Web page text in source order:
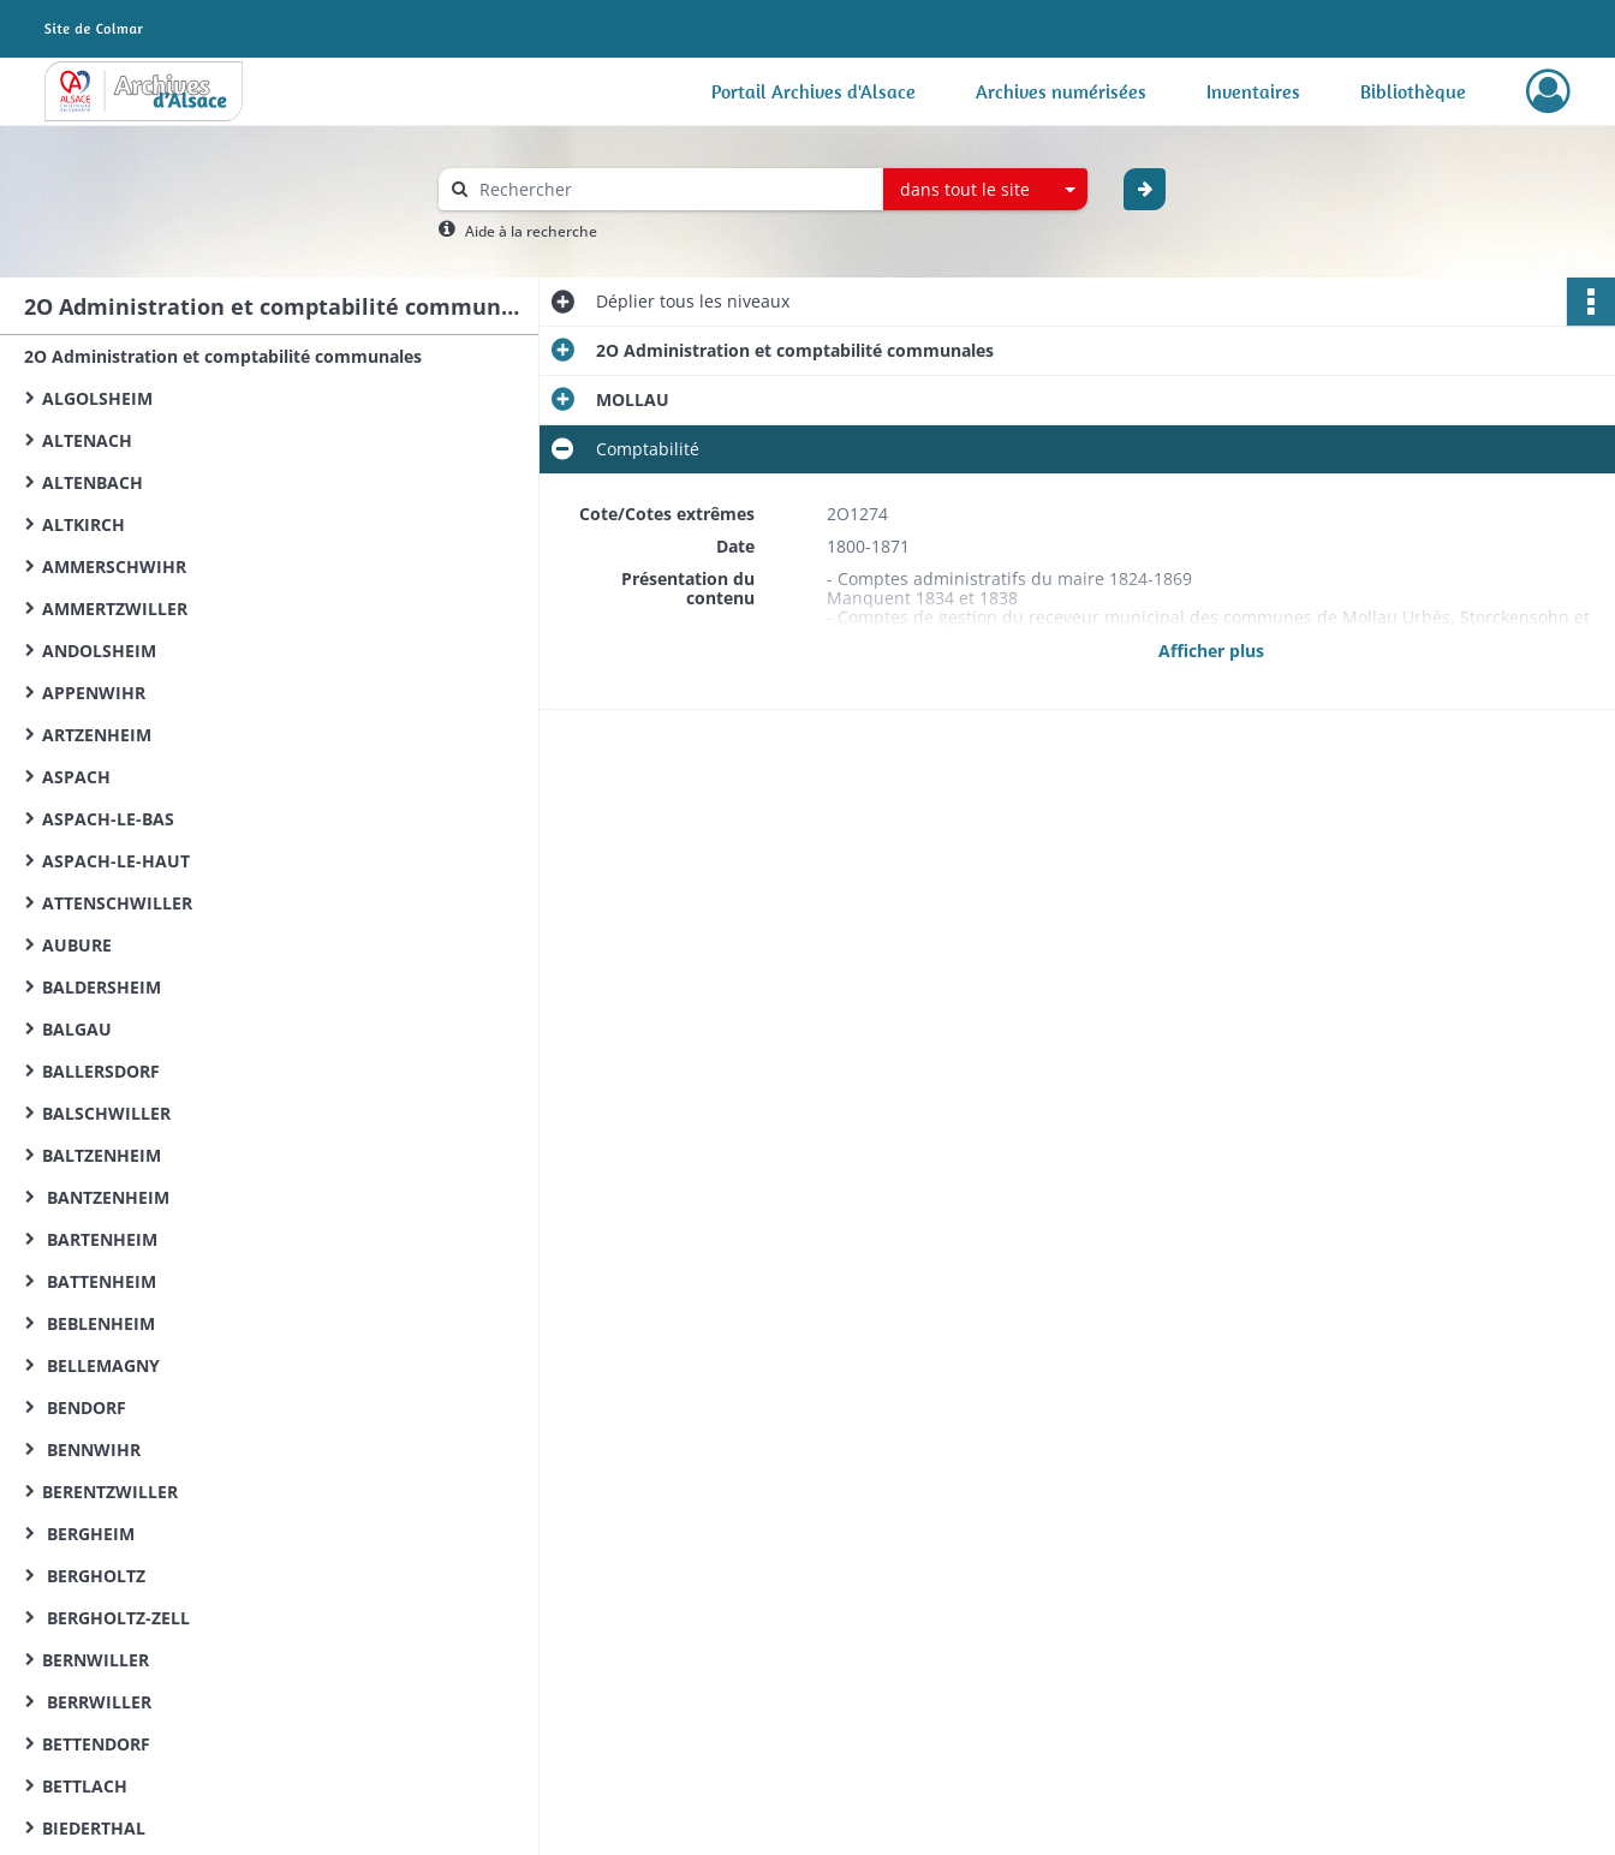
Archives Alsace - Colmar Portail Archives d'Alsace Archives numérisées Inventaires Bibliothèque
dans tout le site
Aide à la recherche
2O Administration et comptabilité communales
2O Administration et comptabilité communales
ALGOLSHEIM
ALTENACH
ALTENBACH
ALTKIRCH
AMMERSCHWIHR
AMMERTZWILLER
ANDOLSHEIM
APPENWIHR
ARTZENHEIM
ASPACH
ASPACH-LE-BAS
ASPACH-LE-HAUT
ATTENSCHWILLER
AUBURE
BALDERSHEIM
BALGAU
BALLERSDORF
BALSCHWILLER
BALTZENHEIM
BANTZENHEIM
BARTENHEIM
BATTENHEIM
BEBLENHEIM
BELLEMAGNY
BENDORF
BENNWIHR
BERENTZWILLER
BERGHEIM
BERGHOLTZ
BERGHOLTZ-ZELL
BERNWILLER
BERRWILLER
BETTENDORF
BETTLACH
BIEDERTHAL
Dépliertous les niveaux
2O Administration et comptabilité communales
MOLLAU
Comptabilité
Cote/Cotes extrêmes
2O1274
Date
1800-1871
Présentation du
contenu
- Comptes administratifs du maire 1824-1869
Manquent 1834 et 1838
- Comptes de gestion du receveur municipal des communes de Mollau Urbès, Storckensohn et
- Comptes de gestion du receveur municipal de Mollau. 1805-1871
Afficher plus